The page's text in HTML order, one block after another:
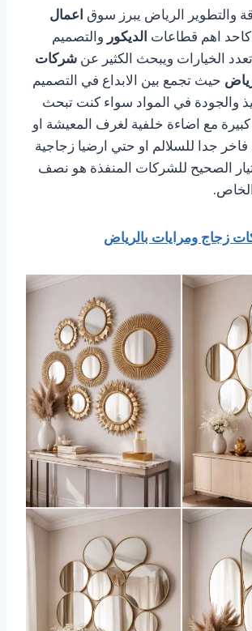
والتطوير الرياض يبرز سوقاعمال
كاحد اهم قطاعاتالديكوروالتصميم
الخيارات ويبحث الكثير عنشركات
حيث تجمع بين الابداع في التصميم
والجودة في المواد سواء كنت تبحث
مع اضاءة خلفية لغرف المعيشة او
جدا للسلالم او حتي ارضيا زجاجية
الصحيح للشركات المنفذة هو نصف
زجاج ومرايات بالرياض